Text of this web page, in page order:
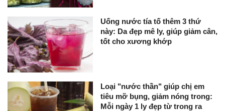
Uống nước tía tố thêm 3 thứ
này: Da đẹp mê ly, giúp giảm cân,
tốt cho xương khớp
Loại "nước thần" giúp chị em
tiêu mỡ bụng, giảm nóng trong:
Mỗi ngày 1 ly đẹp từ trong ra